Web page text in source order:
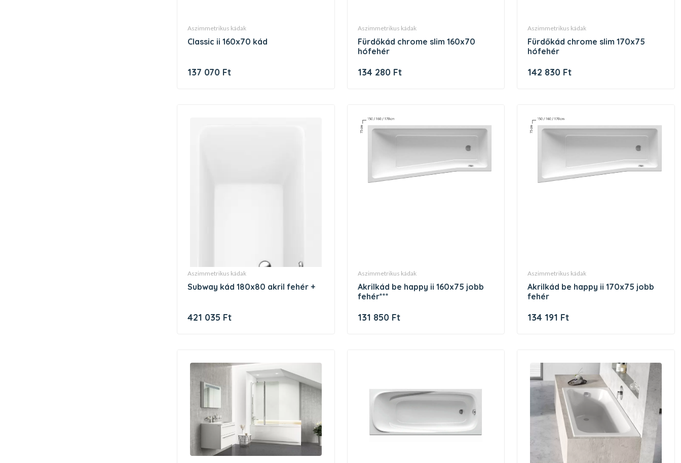
aszimmetrikus kádak
classic ii 160x70 kád
137 070 Ft
aszimmetrikus kádak
fürdőkád chrome slim 160x70
hófehér
134 280 Ft
aszimmetrikus kádak
fürdőkád chrome slim 170x75
hófehér
142 830 Ft
aszimmetrikus kádak
subway kád 180x80 akril fehér +
421 035 Ft
aszimmetrikus kádak
akrilkád be happy ii 160x75 jobb
fehér***
131 850 Ft
aszimmetrikus kádak
akrilkád be happy ii 170x75 jobb
fehér
134 191 Ft